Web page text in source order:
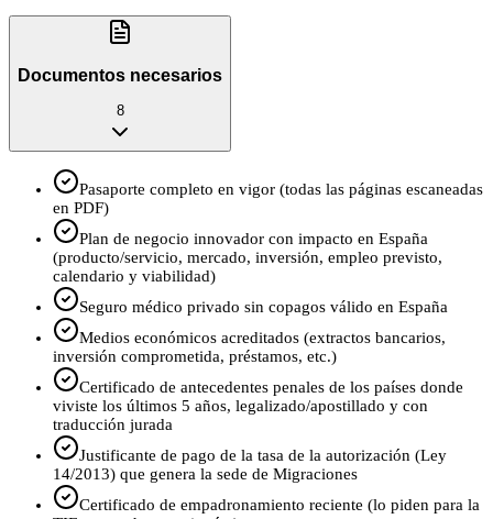
Documentos necesarios
8
Pasaporte completo en vigor (todas las páginas escaneadas
en PDF)
Plan de negocio innovador con impacto en España
(producto/servicio, mercado, inversión, empleo previsto,
calendario y viabilidad)
Seguro médico privado sin copagos válido en España
Medios económicos acreditados (extractos bancarios,
inversión comprometida, préstamos, etc.)
Certificado de antecedentes penales de los países donde
viviste los últimos 5 años, legalizado/apostillado y con
traducción jurada
Justificante de pago de la tasa de la autorización (Ley
14/2013) que genera la sede de Migraciones
Certificado de empadronamiento reciente (lo piden para la